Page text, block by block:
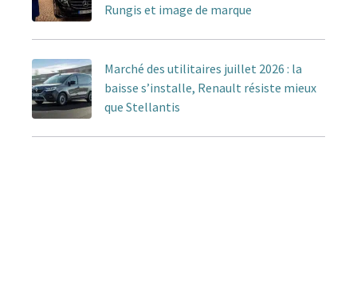
Rungis et image de marque
Marché des utilitaires juillet 2026 : la
baisse s’installe, Renault résiste mieux
que Stellantis